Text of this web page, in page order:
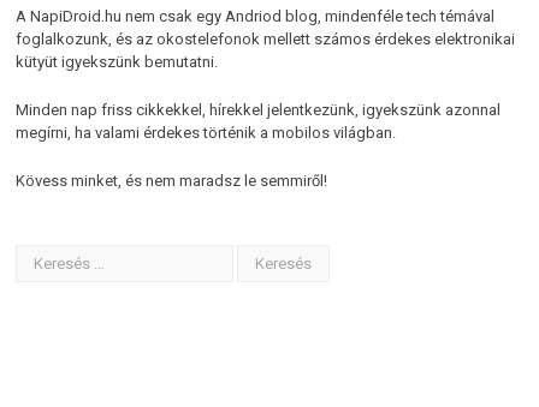
A NapiDroid.hu nem csak egy Andriod blog, mindenféle tech témával
foglalkozunk, és az okostelefonok mellett számos érdekes elektronikai
kütyüt igyekszünk bemutatni.
Minden nap friss cikkekkel, hírekkel jelentkezünk, igyekszünk azonnal
megírni, ha valami érdekes történik a mobilos világban.
Kövess minket, és nem maradsz le semmiről!